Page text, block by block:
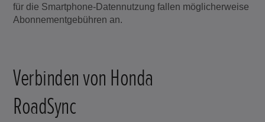
für die Smartphone-Datennutzung fallen möglicherweise
Abonnementgebühren an.
Verbinden von Honda
RoadSync